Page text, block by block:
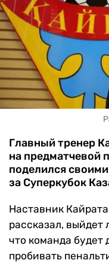
ВЕЛОСПОРТ
ЧМ-2026
ДРУГИЕ
БУКМЕКЕРЫ
Главный тренер
на предматчевой
поделился
за Суперкубок
Наставник
рассказал, выйдет
что команда будет
пробивать